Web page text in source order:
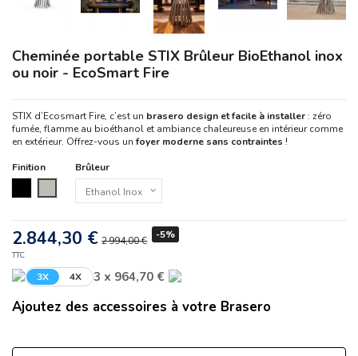
Cheminée portable STIX Brûleur BioEthanol inox
ou noir - EcoSmart Fire
STIX d’Ecosmart Fire, c’est un brasero design et facile à installer: zéro
fumée, flamme au bioéthanol et ambiance chaleureuse en intérieur comme
en extérieur. Offrez-vous un foyer moderne sans contraintes !
Finition
Brûleur
2.844,30 € 2 994,00 € -5%
TTC
3X 4X 3 x 964,70 €
Ajoutez des accessoires à votre Brasero